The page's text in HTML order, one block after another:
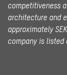
competitiveness
architecture and
approximately
company is listed